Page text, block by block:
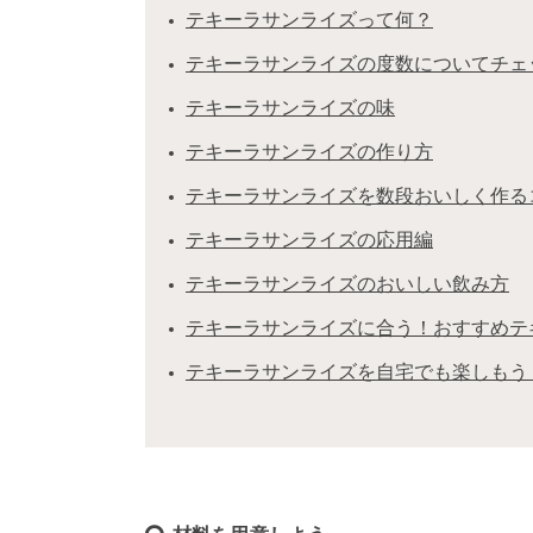
テキーラサンライズって何？
テキーラサンライズの度数についてチェ
テキーラサンライズの味
テキーラサンライズの作り方
テキーラサンライズを数段おいしく作る
テキーラサンライズの応用編
テキーラサンライズのおいしい飲み方
テキーラサンライズに合う！おすすめテ
テキーラサンライズを自宅でも楽しもう